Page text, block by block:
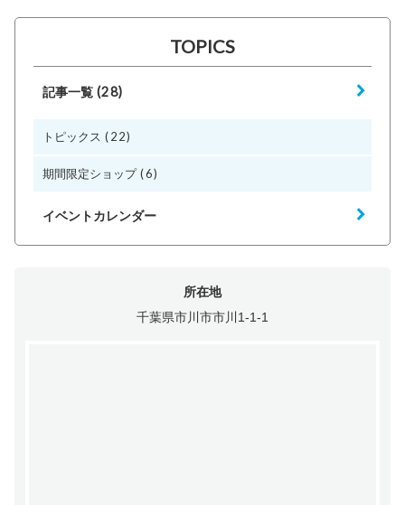
TOPICS
記事一覧 (28)
トピックス (22)
期間限定ショップ(6)
イベントカレンダー
所在地
千葉県市川市市川1-1-1